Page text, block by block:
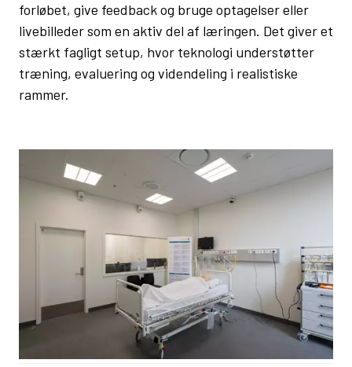
forløbet, give feedback og bruge optagelser eller
livebilleder som en aktiv del af læringen. Det giver et
stærkt fagligt setup, hvor teknologi understøtter
træning, evaluering og videndeling i realistiske
rammer.